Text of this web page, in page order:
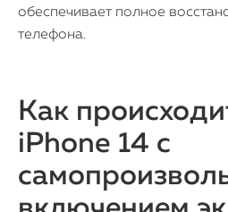
обеспечивает полное
телефона.
Как
iPhone 14 с